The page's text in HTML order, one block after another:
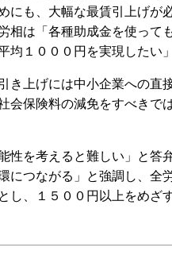
にも、大幅な最賃引上げが
相は「各種助成金を使って
均１０００円を実現したい
き上げには中小企業への直
会保険料の減免をすべきで
性を考えると難しい」と答
につながる」と強調し、全
し、１５００円以上をめざ